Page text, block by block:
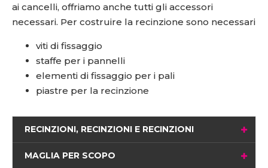
ai cancelli, offriamo anche tutti gli accessori
necessari. Per costruire la recinzione sono necessari
viti di fissaggio
staffe per i pannelli
elementi di fissaggio per i pali
piastre per la recinzione
RECINZIONI, RECINZIONI E RECINZIONI
MAGLIA PER SCOPO